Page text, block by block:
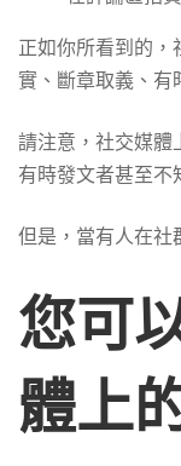
正如你所看到的，
實、斷章取義、有
請注意，社交媒體
有時發文者甚至不
但是，當有人在社
您可
體上